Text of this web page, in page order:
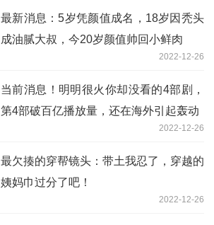
最新消息：5岁凭颜值成名，18岁因秃头
成油腻大叔，今20岁颜值帅回小鲜肉
2022-12-26
当前消息！明明很火你却没看的4部剧，
第4部破百亿播放量，还在海外引起轰动
2022-12-26
最欠揍的穿帮镜头：带土我忍了，穿越的
姨妈巾过分了吧！
2022-12-26